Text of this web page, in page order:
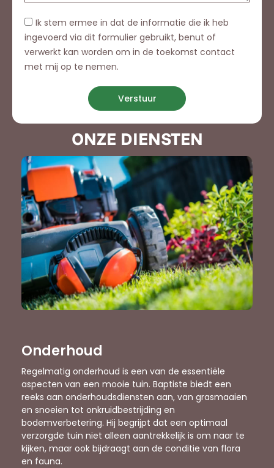
Ik stem ermee in dat de informatie die ik heb
ingevoerd via dit formulier gebruikt, benut of
verwerkt kan worden om in de toekomst contact
met mij op te nemen.
Verstuur
ONZE DIENSTEN
Onderhoud
Regelmatig onderhoud is een van de essentiële
aspecten van een mooie tuin. Baptiste biedt een
reeks aan onderhoudsdiensten aan, van grasmaaien
en snoeien tot onkruidbestrijding en
bodemverbetering. Hij begrijpt dat een optimaal
verzorgde tuin niet alleen aantrekkelijk is om naar te
kijken, maar ook bijdraagt aan de conditie van flora
en fauna.